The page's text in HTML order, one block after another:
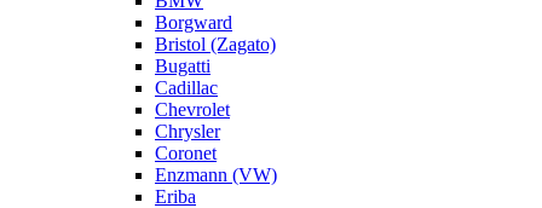
Borgward
Bristol (Zagato)
Bugatti
Cadillac
Chevrolet
Chrysler
Coronet
Enzmann (VW)
Eriba